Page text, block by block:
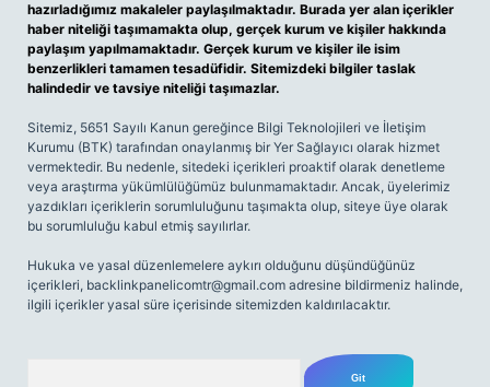
hazırladığımız makaleler paylaşılmaktadır. Burada yer alan içerikler
haber niteliği taşımamakta olup, gerçek kurum ve kişiler hakkında
paylaşım yapılmamaktadır. Gerçek kurum ve kişiler ile isim
benzerlikleri tamamen tesadüfidir. Sitemizdeki bilgiler taslak
halindedir ve tavsiye niteliği taşımazlar.
Sitemiz, 5651 Sayılı Kanun gereğince Bilgi Teknolojileri ve İletişim
Kurumu (BTK) tarafından onaylanmış bir Yer Sağlayıcı olarak hizmet
vermektedir. Bu nedenle, sitedeki içerikleri proaktif olarak denetleme
veya araştırma yükümlülüğümüz bulunmamaktadır. Ancak, üyelerimiz
yazdıkları içeriklerin sorumluluğunu taşımakta olup, siteye üye olarak
bu sorumluluğu kabul etmiş sayılırlar.
Hukuka ve yasal düzenlemelere aykırı olduğunu düşündüğünüz
içerikleri, backlinkpanelicomtr@gmail.com adresine bildirmeniz halinde,
ilgili içerikler yasal süre içerisinde sitemizden kaldırılacaktır.